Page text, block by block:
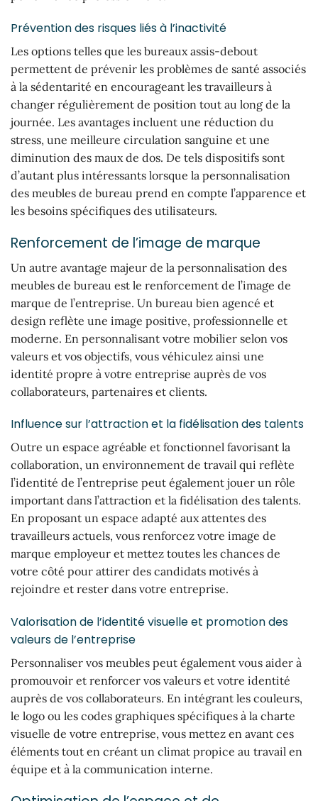
Prévention des risques liés à l’inactivité
Les options telles que les bureaux assis-debout
permettent de prévenir les problèmes de santé associés
à la sédentarité en encourageant les travailleurs à
changer régulièrement de position tout au long de la
journée. Les avantages incluent une réduction du
stress, une meilleure circulation sanguine et une
diminution des maux de dos. De tels dispositifs sont
d’autant plus intéressants lorsque la personnalisation
des meubles de bureau prend en compte l’apparence et
les besoins spécifiques des utilisateurs.
Renforcement de l’image de marque
Un autre avantage majeur de la personnalisation des
meubles de bureau est le renforcement de l’image de
marque de l’entreprise. Un bureau bien agencé et
design reflète une image positive, professionnelle et
moderne. En personnalisant votre mobilier selon vos
valeurs et vos objectifs, vous véhiculez ainsi une
identité propre à votre entreprise auprès de vos
collaborateurs, partenaires et clients.
Influence sur l’attraction et la fidélisation des talents
Outre un espace agréable et fonctionnel favorisant la
collaboration, un environnement de travail qui reflète
l’identité de l’entreprise peut également jouer un rôle
important dans l’attraction et la fidélisation des talents.
En proposant un espace adapté aux attentes des
travailleurs actuels, vous renforcez votre image de
marque employeur et mettez toutes les chances de
votre côté pour attirer des candidats motivés à
rejoindre et rester dans votre entreprise.
Valorisation de l’identité visuelle et promotion des
valeurs de l’entreprise
Personnaliser vos meubles peut également vous aider à
promouvoir et renforcer vos valeurs et votre identité
auprès de vos collaborateurs. En intégrant les couleurs,
le logo ou les codes graphiques spécifiques à la charte
visuelle de votre entreprise, vous mettez en avant ces
éléments tout en créant un climat propice au travail en
équipe et à la communication interne.